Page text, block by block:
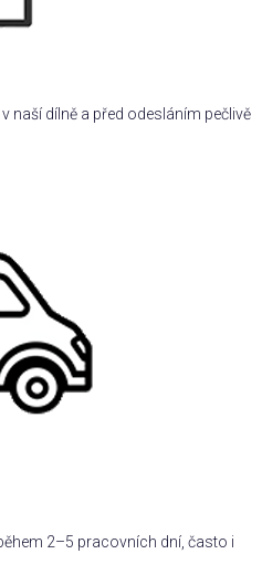
naší dílně a před odesláním pečlivě
2–5 pracovních dní, často i